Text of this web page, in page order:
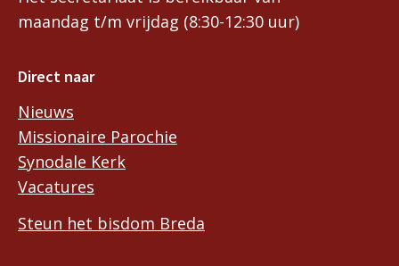
maandag t/m vrijdag (8:30-12:30 uur)
Direct naar
Nieuws
Missionaire Parochie
Synodale Kerk
Vacatures
Steun het bisdom Breda